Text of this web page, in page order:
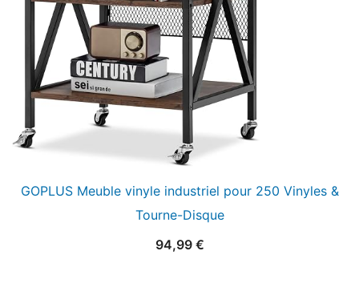
GOPLUS Meuble vinyle industriel pour 250 Vinyles &
Tourne-Disque
94,99 €